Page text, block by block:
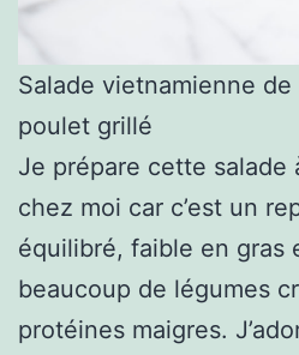
Salade vietnamienne
poulet grillé
Je prépare cette salade
chez moi car c’est un
équilibré, faible en gras
beaucoup de légumes
protéines maigres.